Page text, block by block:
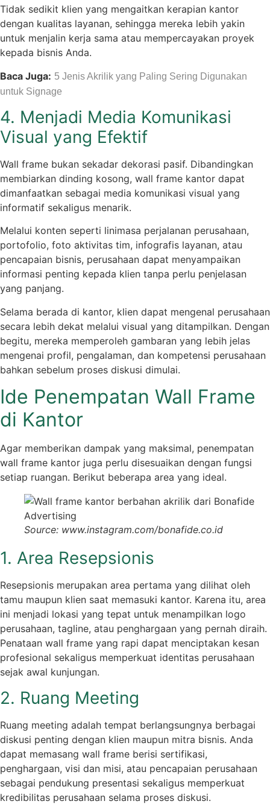
Tidak sedikit klien yang mengaitkan kerapian kantor
dengan kualitas layanan, sehingga mereka lebih yakin
untuk menjalin kerja sama atau mempercayakan proyek
kepada bisnis Anda.
Baca Juga: 5 Jenis Akrilik yang Paling Sering Digunakan
untuk Signage
4. Menjadi Media Komunikasi
Visual yang Efektif
Wall frame bukan sekadar dekorasi pasif. Dibandingkan
membiarkan dinding kosong, wall frame kantor dapat
dimanfaatkan sebagai media komunikasi visual yang
informatif sekaligus menarik.
Melalui konten seperti linimasa perjalanan perusahaan,
portofolio, foto aktivitas tim, infografis layanan, atau
pencapaian bisnis, perusahaan dapat menyampaikan
informasi penting kepada klien tanpa perlu penjelasan
yang panjang.
Selama berada di kantor, klien dapat mengenal perusahaan
secara lebih dekat melalui visual yang ditampilkan. Dengan
begitu, mereka memperoleh gambaran yang lebih jelas
mengenai profil, pengalaman, dan kompetensi perusahaan
bahkan sebelum proses diskusi dimulai.
Ide Penempatan Wall Frame
di Kantor
Agar memberikan dampak yang maksimal, penempatan
wall frame kantor juga perlu disesuaikan dengan fungsi
setiap ruangan. Berikut beberapa area yang ideal.
Source: www.instagram.com/bonafide.co.id
1. Area Resepsionis
Resepsionis merupakan area pertama yang dilihat oleh
tamu maupun klien saat memasuki kantor. Karena itu, area
ini menjadi lokasi yang tepat untuk menampilkan logo
perusahaan, tagline, atau penghargaan yang pernah diraih.
Penataan wall frame yang rapi dapat menciptakan kesan
profesional sekaligus memperkuat identitas perusahaan
sejak awal kunjungan.
2. Ruang Meeting
Ruang meeting adalah tempat berlangsungnya berbagai
diskusi penting dengan klien maupun mitra bisnis. Anda
dapat memasang wall frame berisi sertifikasi,
penghargaan, visi dan misi, atau pencapaian perusahaan
sebagai pendukung presentasi sekaligus memperkuat
kredibilitas perusahaan selama proses diskusi.